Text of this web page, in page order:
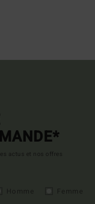
actus et nos offres